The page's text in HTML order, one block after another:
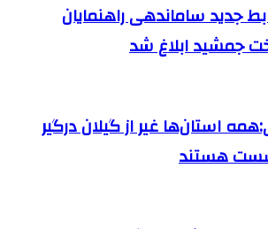
جدید ساماندهی راهنمایان
جمشید ابلاغ شد
استان‌ها غیر از گیلان درگیر
هستند